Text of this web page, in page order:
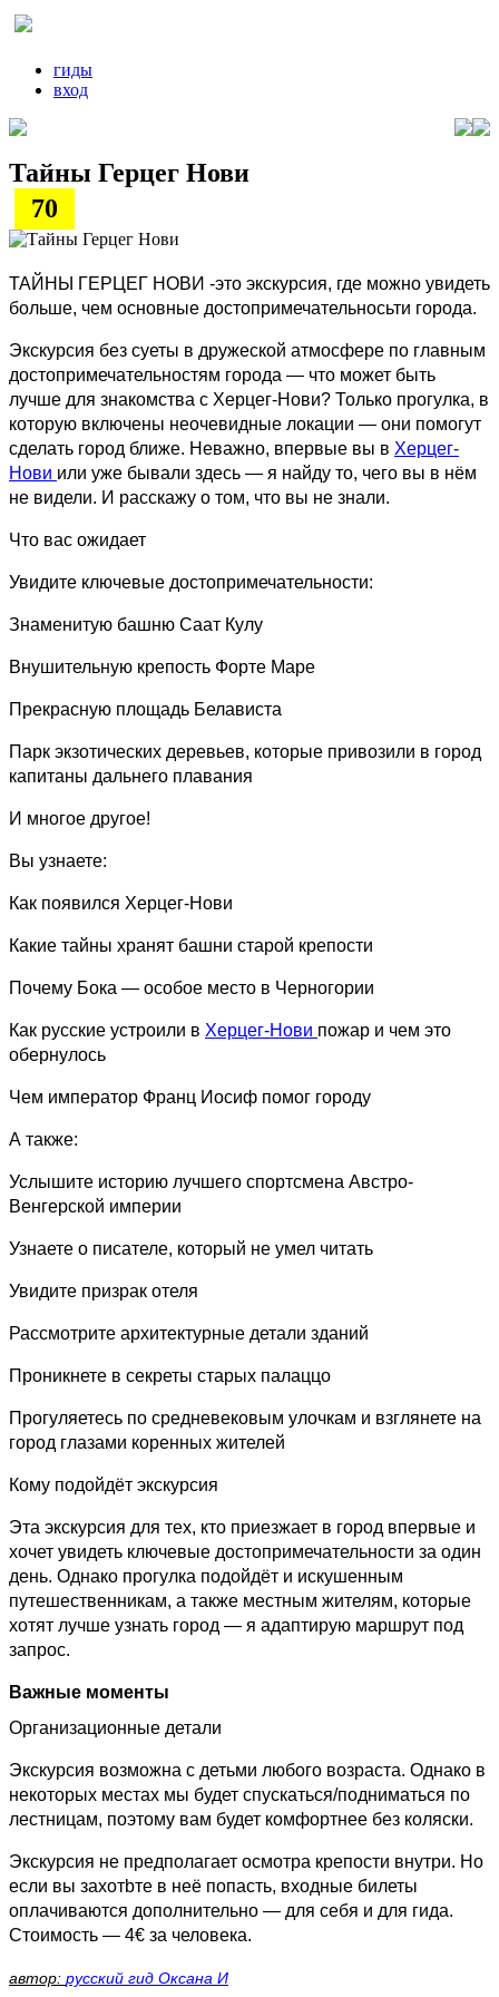
гиды
вход
Тайны Герцег Нови
70
ТАЙНЫ ГЕРЦЕГ НОВИ -это экскурсия, где можно увидеть
больше, чем основные достопримечательносьти города.
Экскурсия без суеты в дружеской атмосфере по главным
достопримечательностям города — что может быть
лучше для знакомства с Херцег-Нови? Только прогулка, в
которую включены неочевидные локации — они помогут
сделать город ближе. Неважно, впервые вы в Херцег-
Нови или уже бывали здесь — я найду то, чего вы в нём
не видели. И расскажу о том, что вы не знали.
Что вас ожидает
Увидите ключевые достопримечательности:
Знаменитую башню Саат Кулу
Внушительную крепость Форте Маре
Прекрасную площадь Белависта
Парк экзотических деревьев, которые привозили в город
капитаны дальнего плавания
И многое другое!
Вы узнаете:
Как появился Херцег-Нови
Какие тайны хранят башни старой крепости
Почему Бока — особое место в Черногории
Как русские устроили в Херцег-Нови пожар и чем это
обернулось
Чем император Франц Иосиф помог городу
А также:
Услышите историю лучшего спортсмена Австро-
Венгерской империи
Узнаете о писателе, который не умел читать
Увидите призрак отеля
Рассмотрите архитектурные детали зданий
Проникнете в секреты старых палаццо
Прогуляетесь по средневековым улочкам и взглянете на
город глазами коренных жителей
Кому подойдёт экскурсия
Эта экскурсия для тех, кто приезжает в город впервые и
хочет увидеть ключевые достопримечательности за один
день. Однако прогулка подойдёт и искушенным
путешественникам, а также местным жителям, которые
хотят лучше узнать город — я адаптирую маршрут под
запрос.
Важные моменты
Организационные детали
Экскурсия возможна с детьми любого возраста. Однако в
некоторых местах мы будет спускаться/подниматься по
лестницам, поэтому вам будет комфортнее без коляски.
Экскурсия не предполагает осмотра крепости внутри. Но
если вы захотbте в неё попасть, входные билеты
оплачиваются дополнительно — для себя и для гида.
Стоимость — 4€ за человека.
автор: русский гид Оксана И